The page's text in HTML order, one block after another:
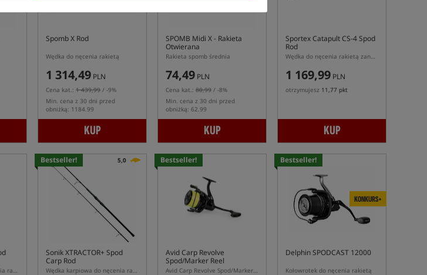
Spomb X Rod
Wędka do nęcenia rakietą
1 314,49 PLN
Cena kat.: 1 439,99 / -9%
Min. cena z 30 dni przed
obniżką: 1184.99
KUP
SPOMB Midi X- Rakieta
Otwierana
Rakieta spomb średnia
74,49 PLN
Cena kat.: 80,99 / -8%
Min. cena z 30 dni przed
obniżką: 62.99
KUP
Sportex Catapult CS-4 Spod
Rod
Wędka do nęcenia rakietą zanętową
1 169,99 PLN
otrzymujesz 11,77 pkt
KUP
Wędka karpiowa do nęcenia rakietą zanętową
Bestseller! 5,0
Sonik XTRACTOR+ Spod
Carp Rod
Wędka karpiowa do nęcenia rakietą
Bestseller!
Avid Carp Revolve
Spod/Marker Reel
Avid Carp Revolve Spod/Marker – kołowrotek do nęcenia rakietą zanętową
Bestseller!
KONKURS+
Delphin SPODCAST 12000
Kołowrotek do nęcenia rakietą